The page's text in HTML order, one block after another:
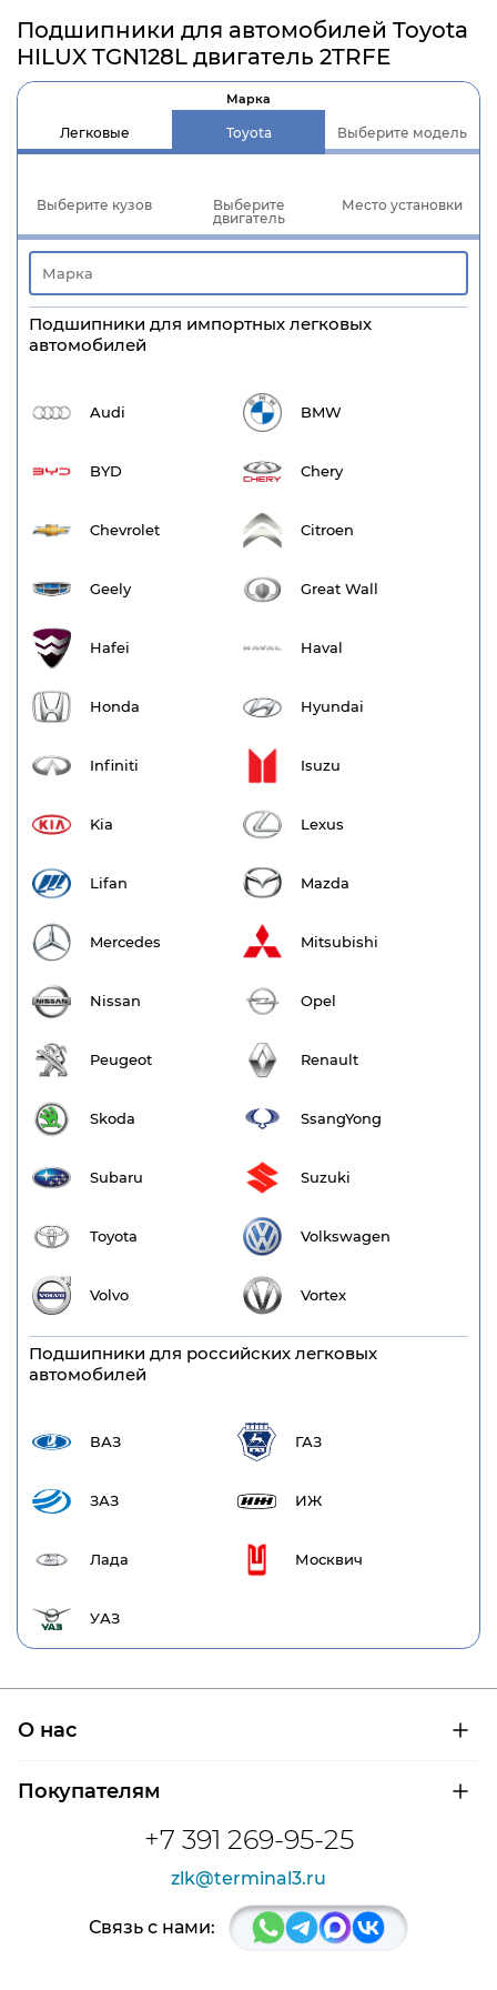
Подшипники для автомобилей Toyota
HILUX TGN128L двигатель 2TRFE
Легковые
Марка
Toyota Выберите модель
Выберите кузов
Выберите
двигатель
Место установки
Подшипники для импортных легковых
автомобилей
Audi BMW
BYD Chery
Chevrolet Citroen
Geely Great Wall
Hafei Haval
Honda Hyundai
Infiniti Isuzu
Kia Lexus
Lifan Mazda
Mercedes Mitsubishi
Nissan Opel
Peugeot Renault
Skoda SsangYong
Subaru Suzuki
Toyota Volkswagen
Volvo Vortex
Подшипники для российских легковых
автомобилей
ВАЗ ГАЗ
ЗАЗ ИЖ
Лада Москвич
УАЗ
+7 391 269-95-25
zlk@terminal3.ru
О нас
Сертификаты на продукцию
Покупателям
Доставка и оплата
Расшифровка маркировки подшипников
Связь с нами: